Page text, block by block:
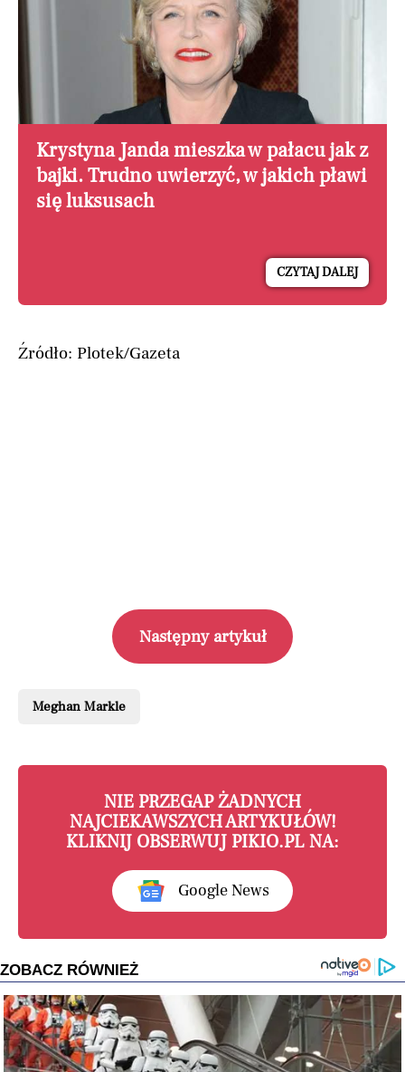
Krystyna Janda mieszka w pałacu jak z
bajki. Trudno uwierzyć, w jakich pławi
się luksusach
CZYTAJ DALEJ
Źródło: Plotek/Gazeta
Następny artykuł
Meghan Markle
NIE PRZEGAP ŻADNYCH
NAJCIEKAWSZYCH ARTYKUŁÓW!
KLIKNIJ OBSERWUJ PIKIO.PL NA:
Google News
ZOBACZ RÓWNIEŻ